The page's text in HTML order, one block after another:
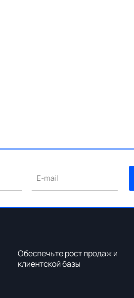
E-mail
Обеспечьте рост продаж и
клиентской базы